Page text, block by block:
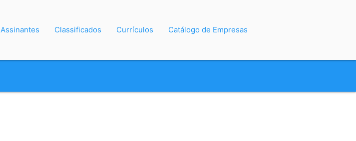
Assinantes Classificados Currículos Catálogo de Empresas